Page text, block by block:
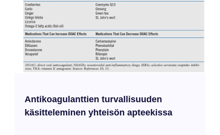
Antikoagulanttien turvallisuuden
käsitteleminen yhteisön apteekissa